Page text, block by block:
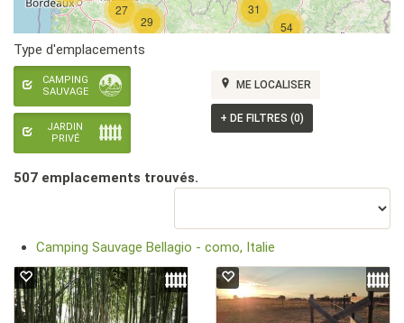
54
27 31
29
Type d'emplacements
CAMPING
SAUVAGE
JARDIN
PRIVÉ
ME LOCALISER
+ DE FILTRES (0)
507 emplacements trouvés.
Camping Sauvage Bellagio - como, Italie